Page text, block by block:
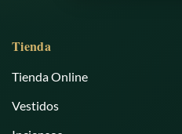
Tienda
Tienda Online
Vestidos